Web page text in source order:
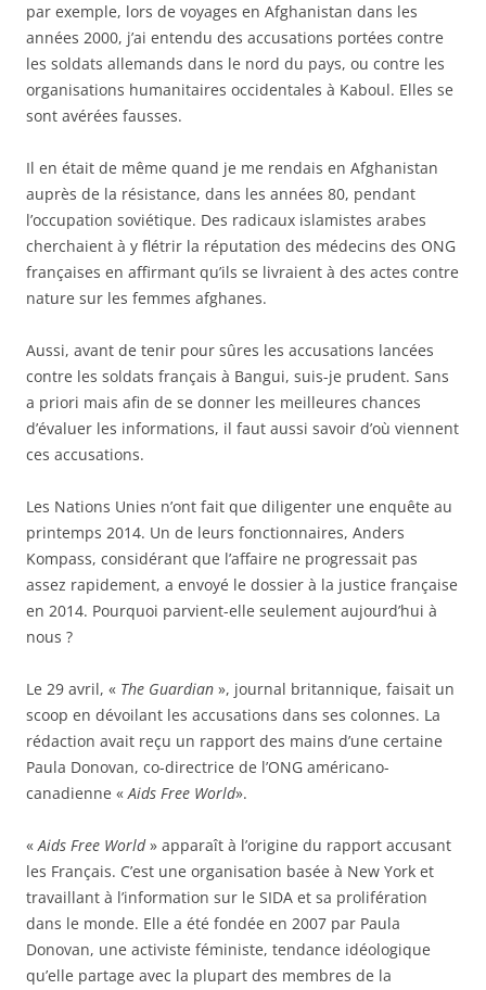
par exemple, lors de voyages en Afghanistan dans les
années 2000, j’ai entendu des accusations portées contre
les soldats allemands dans le nord du pays, ou contre les
organisations humanitaires occidentales à Kaboul. Elles se
sont avérées fausses.
Il en était de même quand je me rendais en Afghanistan
auprès de la résistance, dans les années 80, pendant
l’occupation soviétique. Des radicaux islamistes arabes
cherchaient à y flétrir la réputation des médecins des ONG
françaises en affirmant qu’ils se livraient à des actes contre
nature sur les femmes afghanes.
Aussi, avant de tenir pour sûres les accusations lancées
contre les soldats français à Bangui, suis-je prudent. Sans
a priori mais afin de se donner les meilleures chances
d’évaluer les informations, il faut aussi savoir d’où viennent
ces accusations.
Les Nations Unies n’ont fait que diligenter une enquête au
printemps 2014. Un de leurs fonctionnaires, Anders
Kompass, considérant que l’affaire ne progressait pas
assez rapidement, a envoyé le dossier à la justice française
en 2014. Pourquoi parvient-elle seulement aujourd’hui à
nous ?
Le 29 avril, « The Guardian », journal britannique, faisait un
scoop en dévoilant les accusations dans ses colonnes. La
rédaction avait reçu un rapport des mains d’une certaine
Paula Donovan, co-directrice de l’ONG américano-
canadienne «Aids Free World».
«Aids Free World» apparaît à l’origine du rapport accusant
les Français. C’est une organisation basée à New York et
travaillant à l’information sur le SIDA et sa prolifération
dans le monde. Elle a été fondée en 2007 par Paula
Donovan, une activiste féministe, tendance idéologique
qu’elle partage avec la plupart des membres de la